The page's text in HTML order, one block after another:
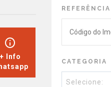
+ Info
REFERÊNCIA
CATEGORIA
Selecione: